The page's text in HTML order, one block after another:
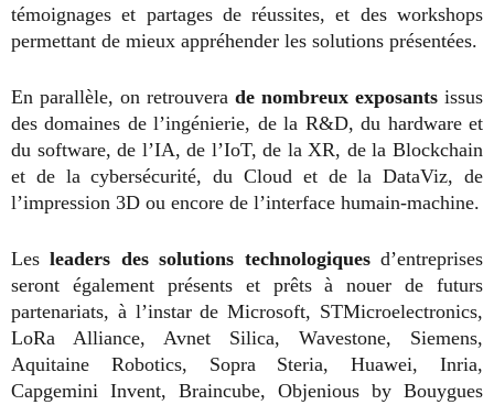
témoignages et partages de réussites, et des workshops
permettant de mieux appréhender les solutions présentées.
En parallèle, on retrouvera de nombreux exposants issus
des domaines de l’ingénierie, de la R&D, du hardware et
du software, de l’IA, de l’IoT, de la XR, de la Blockchain
et de la cybersécurité, du Cloud et de la DataViz, de
l’impression 3D ou encore de l’interface humain-machine.
Lesleaders des solutions technologiquesd’entreprises
seront également présents et prêts à nouer de futurs
partenariats, à l’instar de Microsoft, STMicroelectronics,
LoRa Alliance, Avnet Silica, Wavestone, Siemens,
Aquitaine Robotics, Sopra Steria, Huawei, Inria,
Capgemini Invent, Braincube, Objenious by Bouygues